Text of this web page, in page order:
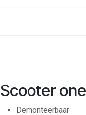
Scooter one
Demonteerbaar